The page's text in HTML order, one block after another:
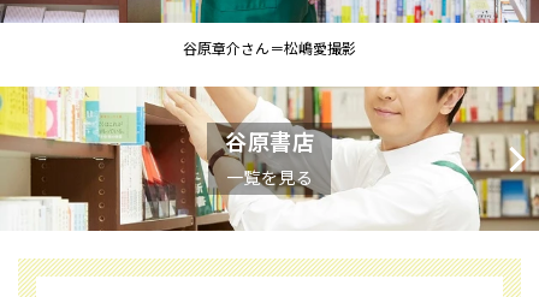
谷原章介さん＝松嶋愛撮影
谷原書店
一覧を見る